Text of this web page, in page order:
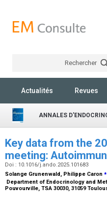
Rechercher
Actualités Revues
ANNALES
Key data from the
meeting:
Doi : 10.1016/j.ando.2025.101683
Solange Grunenwald, Philippe Caron ⁎
Department of Endocrinology and
Pouvourville, TSA 30030, 31059